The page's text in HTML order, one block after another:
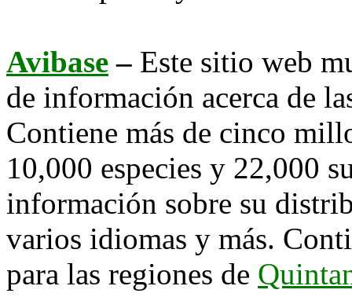
Avibase – Este sitio web
de información acerca de
Contiene más de cinco
10,000 especies y 22,000
información sobre su
varios idiomas y más.
para las regiones de